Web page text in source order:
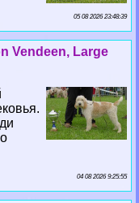
05 08 2026 23:48:39
Vendeen, Large
04 08 2026 9:25:55